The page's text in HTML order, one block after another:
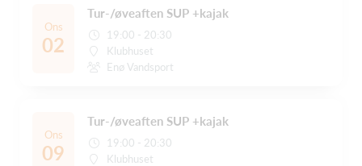
Ons
02
Tur-/øveaften SUP +kajak
19:00 - 20:30
Klubhuset
Enø Vandsport
Ons
09
Tur-/øveaften SUP +kajak
19:00 - 20:30
Klubhuset